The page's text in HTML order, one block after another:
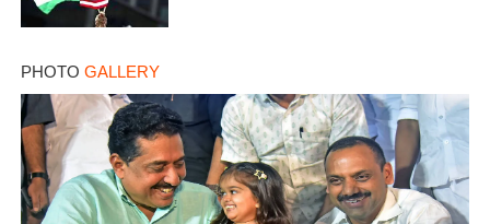
PHOTO GALLERY